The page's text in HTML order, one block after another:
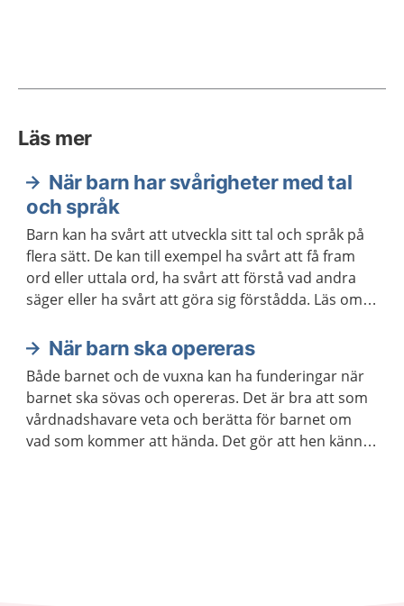
Läs mer
När barn har svårigheter med tal
och språk
Barn kan ha svårt att utveckla sitt tal och språk på
flera sätt. De kan till exempel ha svårt att få fram
ord eller uttala ord, ha svårt att förstå vad andra
säger eller ha svårt att göra sig förstådda. Läs om
När barn ska opereras
Både barnet och de vuxna kan ha funderingar när
barnet ska sövas och opereras. Det är bra att som
vårdnadshavare veta och berätta för barnet om
vad som kommer att hända. Det gör att hen känner